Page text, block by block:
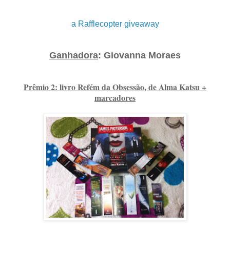
a Rafflecopter giveaway
Ganhadora: Giovanna Moraes
Prêmio 2: livro Refém da Obsessão, de Alma Katsu +
marcadores